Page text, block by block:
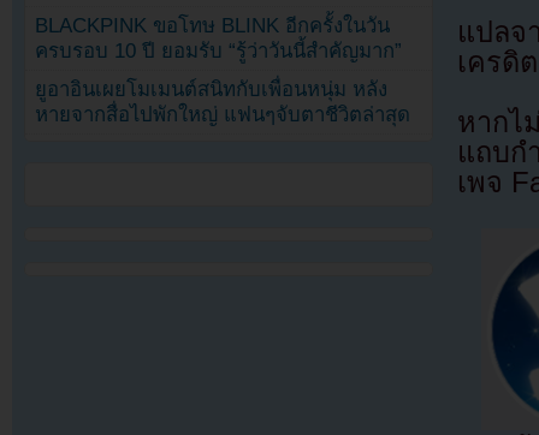
แปล
เครดิ
หากไ
แถบก
เพจ
BLACKPINK ขอโทษ BLINK อีกครั้งในวัน
ครบรอบ 10 ปี ยอมรับ “รู้ว่าวันนี้สำคัญมาก”
ยูอาอินเผยโมเมนต์สนิทกับเพื่อนหนุ่ม หลัง
หายจากสื่อไปพักใหญ่ แฟนๆจับตาชีวิตล่าสุด